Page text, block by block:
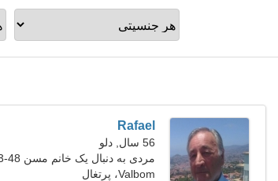
Rafael
56 سال, دلو
مردی به دنبال یک خانم مسن 48-53
Valbom، پرتغال